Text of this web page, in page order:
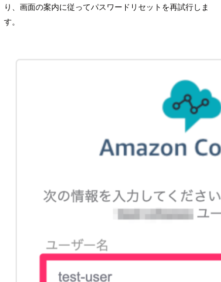
り、画面の案内に従ってパスワードリセットを再試行しま
す。